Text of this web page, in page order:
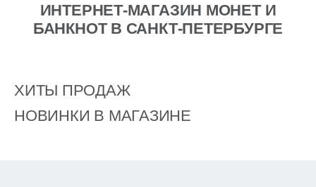
ИНТЕРНЕТ-МАГАЗИН МОНЕТ И
БАНКНОТ В САНКТ-ПЕТЕРБУРГЕ
ХИТЫ ПРОДАЖ
НОВИНКИ В МАГАЗИНЕ